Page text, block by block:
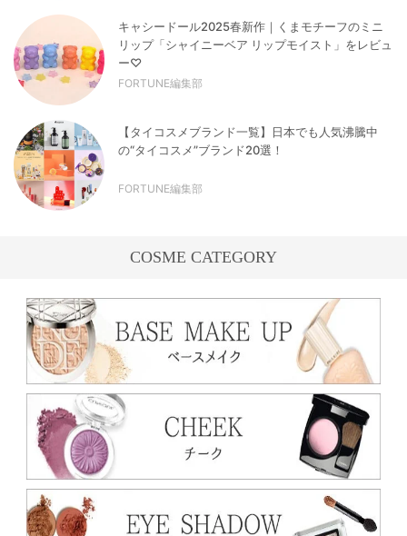
キャシードール2025春新作｜くまモチーフのミニ
リップ「シャイニーベア リップモイスト」をレビュ
ー♡
FORTUNE編集部
【タイコスメブランド一覧】日本でも人気沸騰中
の“タイコスメ”ブランド20選！
FORTUNE編集部
COSME CATEGORY